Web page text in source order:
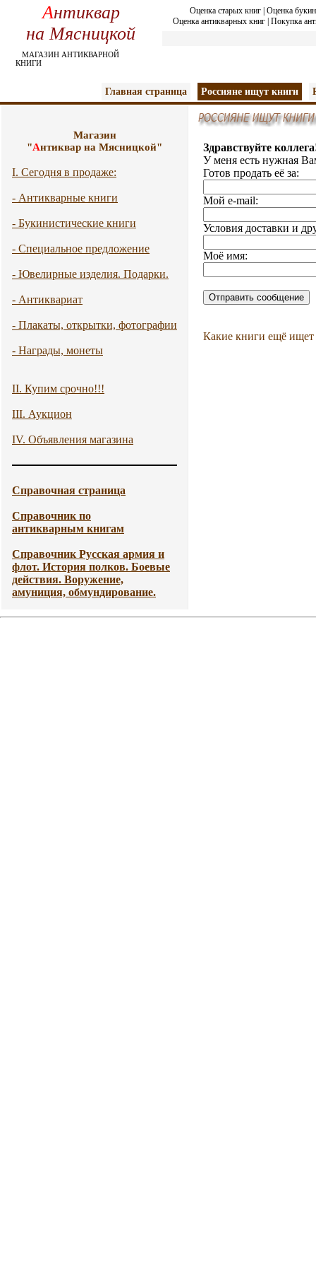
Антиквар
на Мясницкой
МАГАЗИН АНТИКВАРНОЙ
КНИГИ
Оценка старых книг| Оценка
Оценка антикварных книг Покупка
Главная страница Россияне ищут книги
Магазин
"Антиквар на Мясницкой"
I. Сегодня в продаже:
- Антикварные книги
- Букинистические книги
- Специальное предложение
- Ювелирные изделия. Подарки.
- Антиквариат
- Плакаты, открытки, фотографии
- Награды, монеты
II. Купим срочно!!!
III. Аукцион
IV. Объявления магазина
Справочная страница
Справочник по
антикварным книгам
Справочник Русская армия и
флот. История полков. Боевые
действия. Воружение,
амуниция, обмундирование.
Здравствуйте
У меня есть нужная
Готов продать её за:
Мой e-mail:
Условия доставки и
Моё имя:
Какие книги ещё ищет